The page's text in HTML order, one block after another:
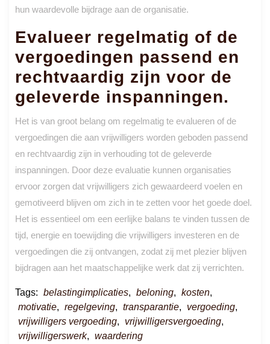
hun waardevolle bijdrage aan de organisatie.
Evalueer regelmatig of de
vergoedingen passend en
rechtvaardig zijn voor de
geleverde inspanningen.
Het is van groot belang om regelmatig te evalueren of de
vergoedingen die aan vrijwilligers worden geboden passend
en rechtvaardig zijn in verhouding tot de geleverde
inspanningen. Door deze evaluatie kunnen organisaties
ervoor zorgen dat vrijwilligers zich gewaardeerd voelen en
gemotiveerd blijven om zich in te zetten voor het goede doel.
Het is essentieel om een eerlijke balans te vinden tussen de
tijd, energie en toewijding die vrijwilligers investeren en de
vergoedingen die zij ontvangen, zodat zij met plezier blijven
bijdragen aan het maatschappelijke werk dat zij verrichten.
Tags: belastingimplicaties, beloning, kosten,
motivatie, regelgeving, transparantie, vergoeding,
vrijwilligers vergoeding, vrijwilligersvergoeding,
vrijwilligerswerk, waardering